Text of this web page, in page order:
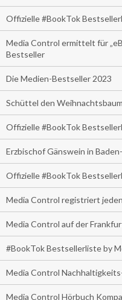
Offizielle #BookTok
Media Control ermittelt für
Bestseller
Die Medien-Bestseller 2023
Schüttel den Weihnachtsbaum
Offizielle #BookTok
Erzbischof Gänswein in
Offizielle #BookTok
Media Control registriert
Media Control auf der
#BookTok Bestsellerliste by
Media Control
Media Control Hörbuch